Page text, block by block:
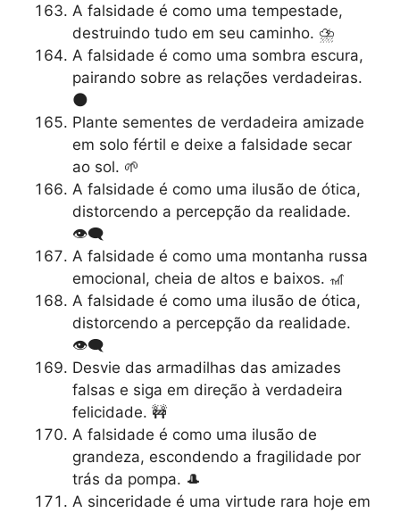
A falsidade é como uma tempestade,
destruindo tudo em seu caminho. ⛈️
A falsidade é como uma sombra escura,
pairando sobre as relações verdadeiras.
🌑
Plante sementes de verdadeira amizade
em solo fértil e deixe a falsidade secar
ao sol. 🌱
A falsidade é como uma ilusão de ótica,
distorcendo a percepção da realidade.
👁️‍🗨️
A falsidade é como uma montanha russa
emocional, cheia de altos e baixos. 🎢
A falsidade é como uma ilusão de ótica,
distorcendo a percepção da realidade.
👁️‍🗨️
Desvie das armadilhas das amizades
falsas e siga em direção à verdadeira
felicidade. 🚧
A falsidade é como uma ilusão de
grandeza, escondendo a fragilidade por
trás da pompa. 🎩
A sinceridade é uma virtude rara hoje em